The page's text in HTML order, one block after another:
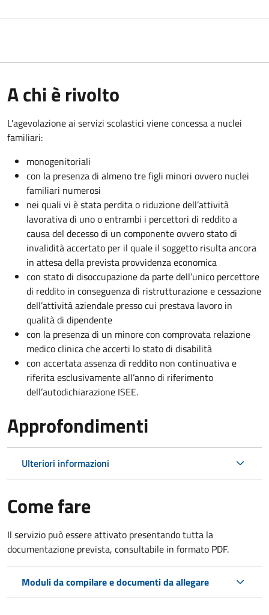
A chi è rivolto
L'agevolazione ai servizi scolastici viene concessa a nuclei
familiari:
monogenitoriali
con la presenza di almeno tre figli minori ovvero nuclei
familiari numerosi
nei quali vi è stata perdita o riduzione dell’attività
lavorativa di uno o entrambi i percettori di reddito a
causa del decesso di un componente ovvero stato di
invalidità accertato per il quale il soggetto risulta ancora
in attesa della prevista provvidenza economica
con stato di disoccupazione da parte dell’unico percettore
di reddito in conseguenza di ristrutturazione e cessazione
dell’attività aziendale presso cui prestava lavoro in
qualità di dipendente
con la presenza di un minore con comprovata relazione
medico clinica che accerti lo stato di disabilità
con accertata assenza di reddito non continuativa e
riferita esclusivamente all’anno di riferimento
dell’autodichiarazione ISEE.
Approfondimenti
Ulteriori informazioni
Come fare
Il servizio può essere attivato presentando tutta la
documentazione prevista, consultabile in formato PDF.
Moduli da compilare e documenti da allegare